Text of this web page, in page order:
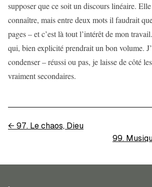
supposer que ce soit un discours linéaire.
connaître, mais entre deux mots il faudrait
pages – et c’est là tout l’intérêt de mon
qui, bien explicité prendrait un bon volume.
condenser – réussi ou pas, je laisse de côté
vraiment secondaires.
← 97. Le chaos, Dieu
99.